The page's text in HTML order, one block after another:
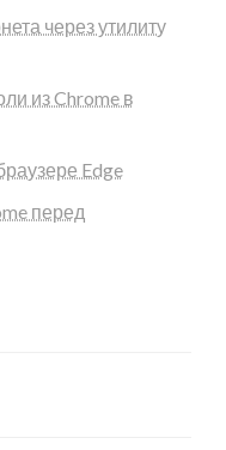
через утилиту
из Chrome в
Edge
перед